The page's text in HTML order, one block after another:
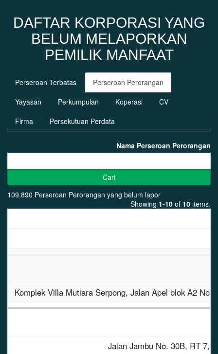
DAFTAR KORPORASI YANG
BELUM MELAPORKAN
PEMILIK MANFAAT
Perseroan Terbatas
Perseroan Perorangan
Yayasan
Perkumpulan Koperasi
CV
Firma
Persekutuan Perdata
Nama Perseroan Perorangan
Cari
109,890 Perseroan Perorangan yang belum lapor
Showing 1-10 of 10 items.
Komplek Villa Mutiara Serpong, Jalan Apel blok A2
Jalan Jambu No. 30B, RT 7,